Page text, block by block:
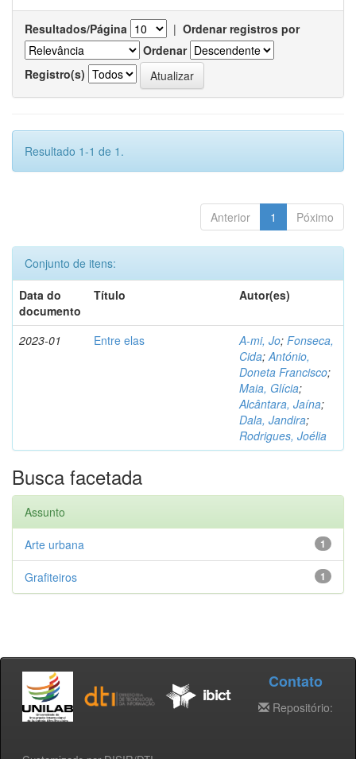
Resultados/Página | Ordenar registros por
Ordenar
Registro(s)
Resultado 1-1 de 1.
Anterior 1 Póximo
Conjunto de itens:
Data do
documento
Título Autor(es)
2023-01 Entre elas A-mi, Jo; Fonseca,
Cida;António,
Doneta Francisco;
Maia, Glícia;
Alcântara, Jaína;
Dala, Jandira;
Rodrigues, Joélia
Busca facetada
Assunto
1
Arte urbana
1
Grafiteiros
Contato
Repositório: